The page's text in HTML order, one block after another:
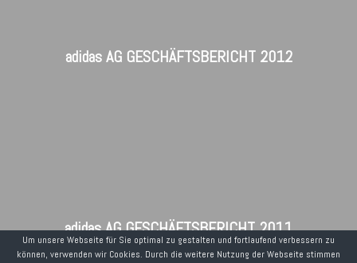
adidas AG GESCHÄFTSBERICHT 2012
adidas AG GESCHÄFTSBERICHT 2011
Um unsere Webseite für Sie optimal zu gestalten und fortlaufend verbessern zu
können, verwenden wir Cookies. Durch die weitere Nutzung der Webseite stimmen